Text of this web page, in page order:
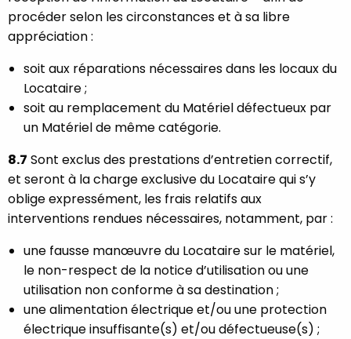
procéder selon les circonstances et à sa libre
appréciation :
soit aux réparations nécessaires dans les locaux du
Locataire ;
soit au remplacement du Matériel défectueux par
un Matériel de même catégorie.
8.7 Sont exclus des prestations d’entretien correctif,
et seront à la charge exclusive du Locataire qui s’y
oblige expressément, les frais relatifs aux
interventions rendues nécessaires, notamment, par :
une fausse manœuvre du Locataire sur le matériel,
le non-respect de la notice d’utilisation ou une
utilisation non conforme à sa destination ;
une alimentation électrique et/ou une protection
électrique insuffisante(s) et/ou défectueuse(s) ;